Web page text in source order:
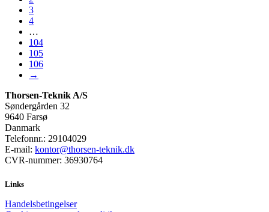
3
4
…
104
105
106
→
Thorsen-Teknik A/S
Søndergården 32
9640 Farsø
Danmark
Telefonnr.: 29104029
E-mail: kontor@thorsen-teknik.dk
CVR-nummer: 36930764
Links
Handelsbetingelser